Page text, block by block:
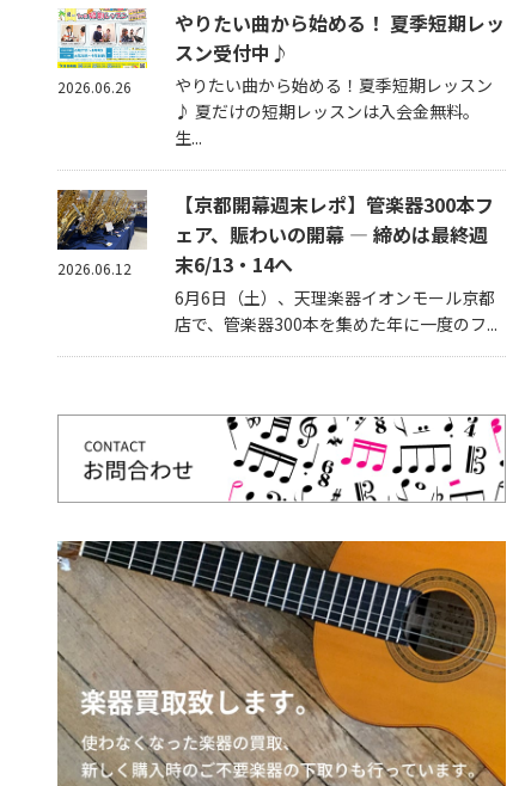
やりたい曲から始める！ 夏季短期レッ
スン受付中♪
やりたい曲から始める！夏季短期レッスン
♪ 夏だけの短期レッスンは入会金無料。
生...
2026.06.26
【京都開幕週末レポ】管楽器300本フ
ェア、賑わいの開幕 — 締めは最終週
末6/13・14へ
6月6日（土）、天理楽器イオンモール京都
店で、管楽器300本を集めた年に一度のフ...
2026.06.12